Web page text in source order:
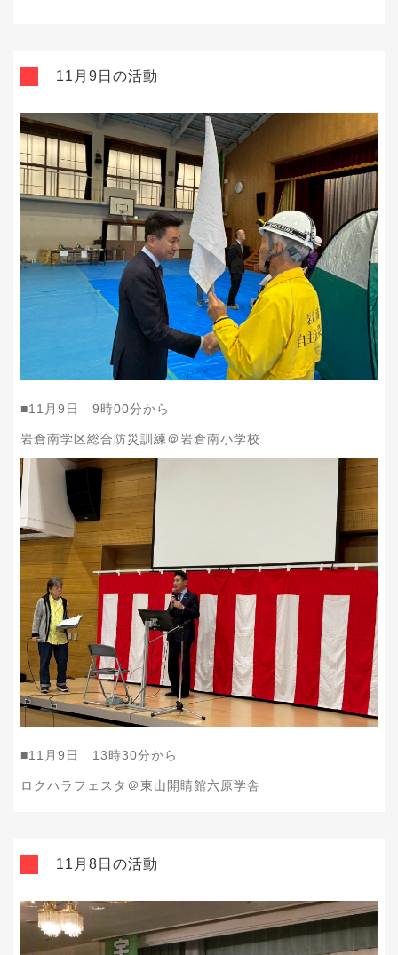
11月9日の活動
■11月9日 9時00分から
岩倉南学区総合防災訓練＠岩倉南小学校
■11月9日 13時30分から
ロクハラフェスタ＠東山開睛館六原学舎
11月8日の活動